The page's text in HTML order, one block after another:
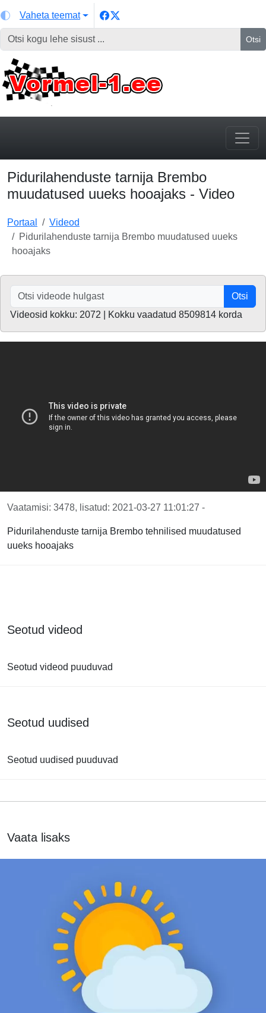
Vaheta teemat
Otsi
Pidurilahenduste tarnija Brembo
muudatused uueks hooajaks - Video
Portaal
Videod
Pidurilahenduste tarnija Brembo muudatused uueks
hooajaks
Otsi
Videosid kokku: 2072 | Kokku vaadatud 8509814 korda
Vaatamisi: 3478, lisatud: 2021-03-27 11:01:27 -
Pidurilahenduste tarnija Brembo tehnilised muudatused
uueks hooajaks
Seotud videod
Seotud videod puuduvad
Seotud uudised
Seotud uudised puuduvad
Vaata lisaks